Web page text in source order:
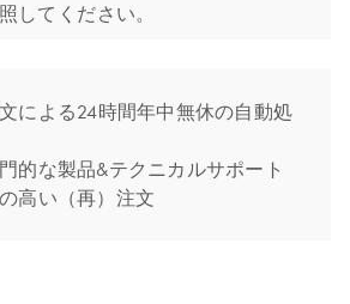
してください。
による24時間年中無休の自動処
的な製品&テクニカルサポート
高い（再）注文